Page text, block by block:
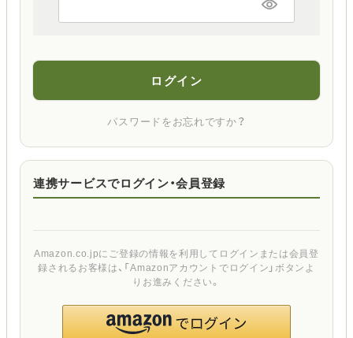
ログイン
パスワードをお忘れですか？
連携サービスでログイン・会員登録
Amazon.co.jpにご登録の情報を利用してログインまたは会員登
録されるお客様は、「Amazonアカウントでログイン」ボタンよ
りお進みください。